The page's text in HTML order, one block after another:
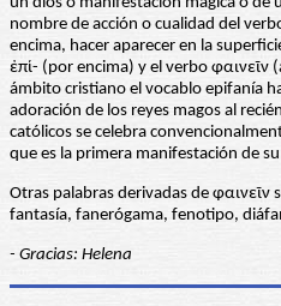
nombre de acción o cualidad del
encima, hacer aparecer en la
ἐπί- (por encima) y el verbo φαινεῖν
ámbito cristiano el vocablo epifanía
adoración de los reyes magos al
católicos se celebra
que es la primera manifestación de
Otras palabras derivadas de
fantasía, fanerógama, fenotipo,
- Gracias: Helena